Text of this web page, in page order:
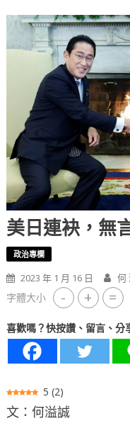
美日連袂，無
政治專欄
2023 年 1 月 16 日 何
字體大小 - + =
喜歡嗎？快按讚、留言、分
5 (2)
文：何溢誠